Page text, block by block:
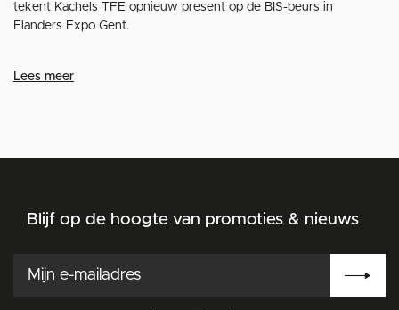
tekent Kachels TFE opnieuw present op de BIS-beurs in
Flanders Expo Gent.
Lees meer
Blijf op de hoogte van promoties & nieuws